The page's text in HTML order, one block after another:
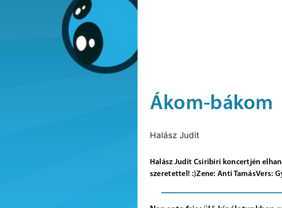
Ákom-bákom
Halász Judit
Halász Judit Csiribiri koncertjén
szeretettel! :)Zene: Anti TamásVers: